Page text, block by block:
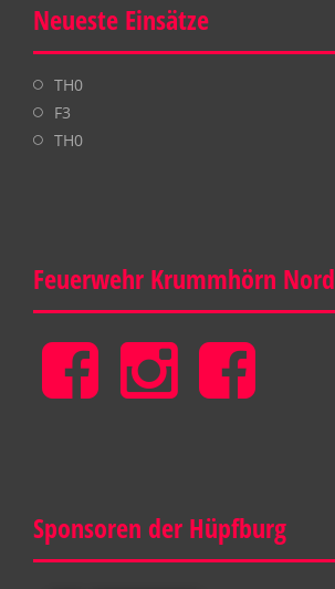
Neueste Einsätze
TH0
F3
TH0
Feuerwehr Krummhörn Nord
Feuerwehr
Krummhörn
Feuerwehr
Krummhörn
Gemeinde
Sponsoren der Hüpfburg